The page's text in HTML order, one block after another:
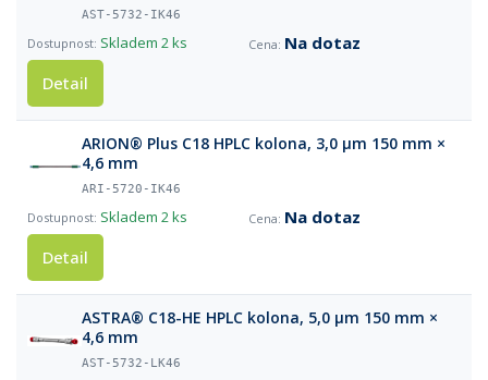
AST-5732-IK46
Skladem 2 ks
Na dotaz
Detail
ARION® Plus C18 HPLC kolona, 3,0 µm 150 mm ×
4,6 mm
ARI-5720-IK46
Skladem 2 ks
Na dotaz
Detail
ASTRA® C18-HE HPLC kolona, 5,0 µm 150 mm ×
4,6 mm
AST-5732-LK46